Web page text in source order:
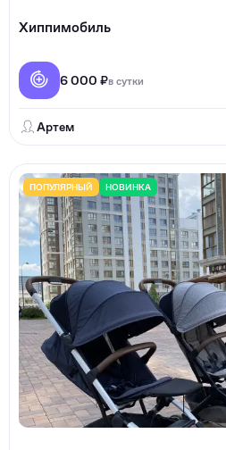
Хиппимобиль
6 000 ₽в сутки
Артем
ПОПУЛЯРНЫЙ НОВИНКА